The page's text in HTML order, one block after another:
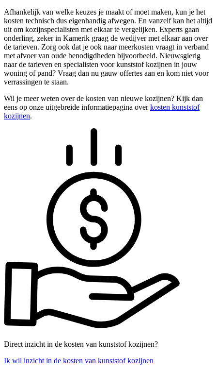
Afhankelijk van welke keuzes je maakt of moet maken, kun je het
kosten technisch dus eigenhandig afwegen. En vanzelf kan het altijd
uit om kozijnspecialisten met elkaar te vergelijken. Experts gaan
onderling, zeker in Kamerik graag de wedijver met elkaar aan over
de tarieven. Zorg ook dat je ook naar meerkosten vraagt in verband
met afvoer van oude benodigdheden bijvoorbeeld. Nieuwsgierig
naar de tarieven en specialisten voor kunststof kozijnen in jouw
woning of pand? Vraag dan nu gauw offertes aan en kom niet voor
verrassingen te staan.
Wil je meer weten over de kosten van nieuwe kozijnen? Kijk dan
eens op onze uitgebreide informatiepagina overkosten kunststof
kozijnen.
Direct inzicht in de kosten van kunststof kozijnen?
Ik wil inzicht in de kosten van kunststof kozijnen